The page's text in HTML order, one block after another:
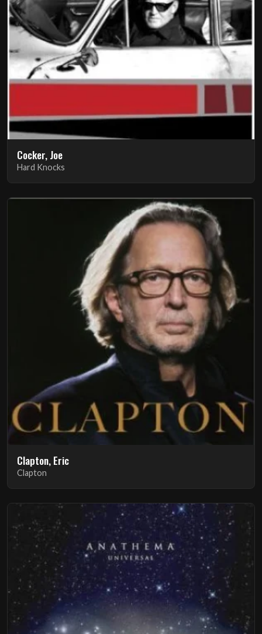
Cocker, Joe
Hard Knocks
Clapton, Eric
Clapton